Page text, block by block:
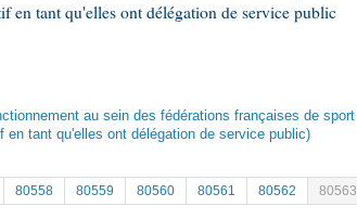
en tant qu'elles ont délégation de service public
au sein des fédérations françaises de sport
tant qu'elles ont délégation de service public)
80558 80559 80560 80561 80562 80563